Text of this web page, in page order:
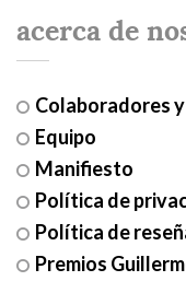
acerca de
Colaboradores
Equipo
Manifiesto
Política de
Política de
Premios